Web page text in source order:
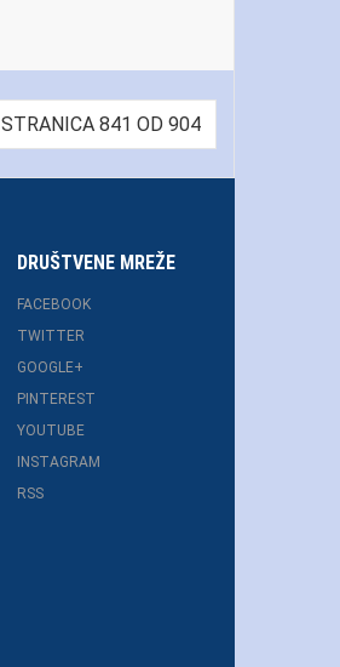
STRANICA 841 OD 904
DRUŠTVENE MREŽE
FACEBOOK
TWITTER
GOOGLE+
PINTEREST
YOUTUBE
INSTAGRAM
RSS